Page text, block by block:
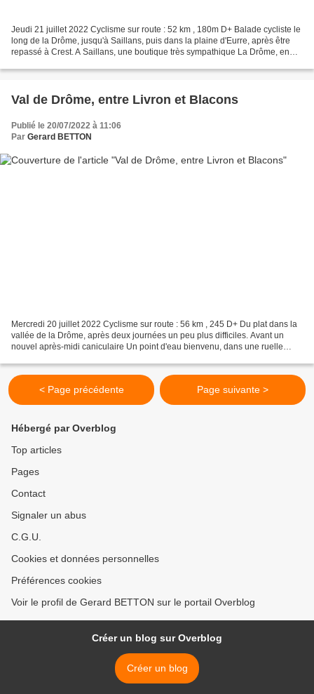
Jeudi 21 juillet 2022 Cyclisme sur route : 52 km , 180m D+ Balade cycliste le
long de la Drôme, jusqu'à Saillans, puis dans la plaine d'Eurre, après être
repassé à Crest. A Saillans, une boutique très sympathique La Drôme, en
Val de Drôme, entre Livron et Blacons
Publié le 20/07/2022 à 11:06
Par Gerard BETTON
Mercredi 20 juillet 2022 Cyclisme sur route : 56 km , 245 D+ Du plat dans la
vallée de la Drôme, après deux journées un peu plus difficiles. Avant un
nouvel après-midi caniculaire Un point d'eau bienvenu, dans une ruelle
< Page précédente Page suivante >
Hébergé par Overblog
Top articles
Pages
Contact
Signaler un abus
C.G.U.
Cookies et données personnelles
Préférences cookies
Voir le profil de Gerard BETTON sur le portail Overblog
Créer un blog sur Overblog
Créer un blog